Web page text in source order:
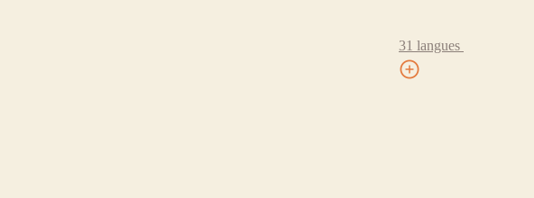
31 langues